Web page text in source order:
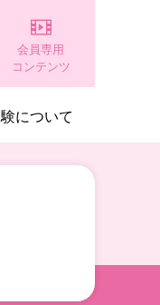
会員専用
コンテンツ
について